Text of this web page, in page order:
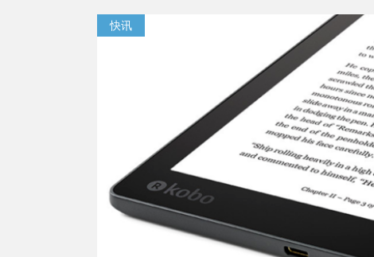
快讯